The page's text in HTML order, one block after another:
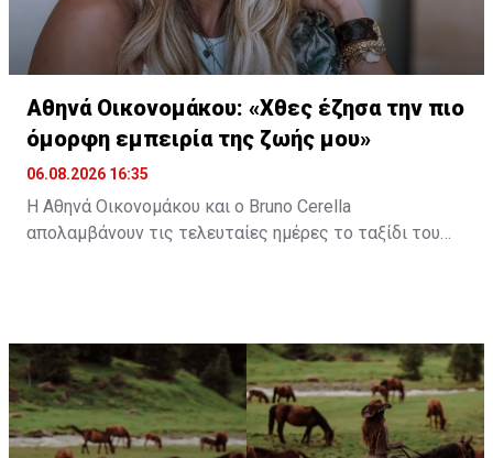
Αθηνά Οικονομάκου: «Χθες έζησα την πιο
όμορφη εμπειρία της ζωής μου»
06.08.2026 16:35
Η Αθηνά Οικονομάκου και ο Bruno Cerella
απολαμβάνουν τις τελευταίες ημέρες το ταξίδι του
εντυπωσιακές πτεροφάλαινες.
Διαβάστε περισσότερα στο madamefigaro.cy